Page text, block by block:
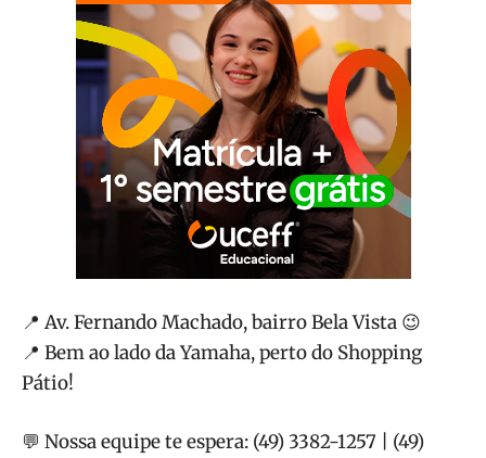
📍 Av. Fernando Machado, bairro Bela Vista 😉
📍 Bem ao lado da Yamaha, perto do Shopping
Pátio!
💬 Nossa equipe te espera: (49) 3382-1257 | (49)